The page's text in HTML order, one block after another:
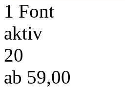
1 Font
aktiv
20
ab 59,00